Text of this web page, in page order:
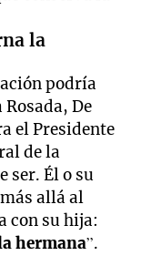
la
podría
De
el Presidente
de la
ser. Él o su
allá al
con su hija:
hermana”.